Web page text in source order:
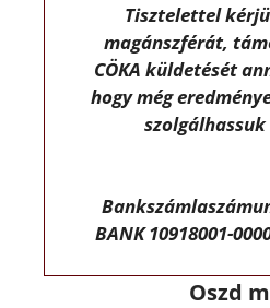
Tisztelettel
magánszférát,
CÖKA küldetését
hogy még
BANK 10918001-
Oszd